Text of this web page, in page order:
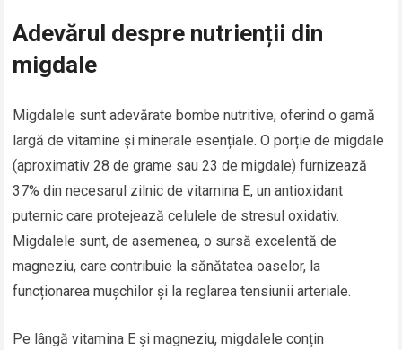
Adevărul despre nutrienții din
migdale
Migdalele sunt adevărate bombe nutritive, oferind o gamă
largă de vitamine și minerale esențiale. O porție de migdale
(aproximativ 28 de grame sau 23 de migdale) furnizează
37% din necesarul zilnic de vitamina E, un antioxidant
puternic care protejează celulele de stresul oxidativ.
Migdalele sunt, de asemenea, o sursă excelentă de
magneziu, care contribuie la sănătatea oaselor, la
funcționarea mușchilor și la reglarea tensiunii arteriale.
Pe lângă vitamina E și magneziu, migdalele conțin